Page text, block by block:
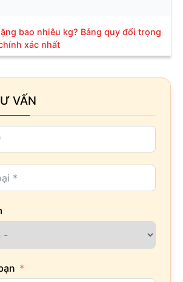
bao nhiêu kg? Bảng quy đổi trọng
xác nhất
VẤN